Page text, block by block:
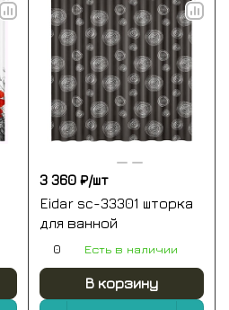
3 360 ₽/шт
Eidar sc-33301 шторка
для ванной
0 Есть в наличии
В корзину